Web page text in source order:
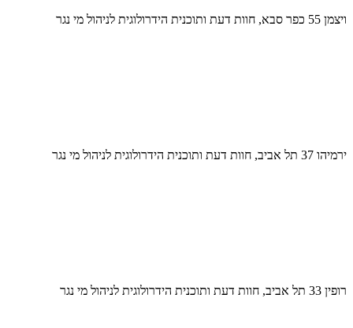
ויצמן 55 כפר סבא, חוות דעת ותוכנית הידרולוגית לניהול מי נגר
ירמיהו 37 תל אביב, חוות דעת ותוכנית הידרולוגית לניהול מי נגר
רופין 33 תל אביב, חוות דעת ותוכנית הידרולוגית לניהול מי נגר